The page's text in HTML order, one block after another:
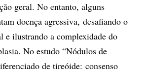
geral. No entanto, alguns
doença agressiva, desafiando o
e ilustrando a complexidade do
No estudo “Nódulos de
de tireóide: consenso